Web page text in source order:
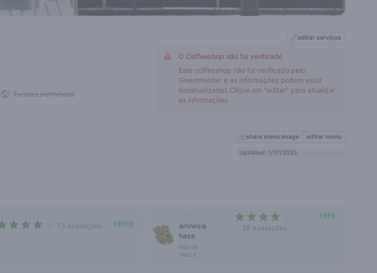
Turistas permitidos
editar serviços
O Coffeeshop não foi verificado
Este coffeeshop não foi verificado pelo
Greenmeister e as informações podem estar
desatualizadas.Clique em "editar" para atualizar
as informações.
share menu image editar menu
Updated: 1/17/2025
13 avaliações €€€€€
amnesia
haze
loja da
marca
28 avaliações
€€€€